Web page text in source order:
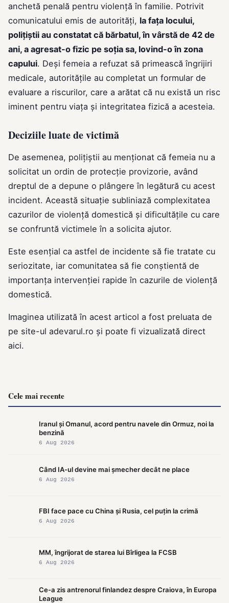
anchetă penală pentru violență în familie. Potrivit
comunicatului emis de autorități, la fața locului,
polițiștii au constatat că bărbatul, în vârstă de 42 de
ani, a agresat-o fizic pe soția sa, lovind-o în zona
capului. Deși femeia a refuzat să primească îngrijiri
medicale, autoritățile au completat un formular de
evaluare a riscurilor, care a arătat că nu există un risc
iminent pentru viața și integritatea fizică a acesteia.
Deciziile luate de victimă
De asemenea, polițiștii au menționat că femeia nu a
solicitat un ordin de protecție provizorie, având
dreptul de a depune o plângere în legătură cu acest
incident. Această situație subliniază complexitatea
cazurilor de violență domestică și dificultățile cu care
se confruntă victimele în a solicita ajutor.
Este esențial ca astfel de incidente să fie tratate cu
seriozitate, iar comunitatea să fie conștientă de
importanța intervenției rapide în cazurile de violență
domestică.
Imaginea utilizată în acest articol a fost preluata de
pe site-ul adevarul.ro și poate fi vizualizată direct
aici.
Cele mai recente
Iranul și Omanul, acord pentru navele din Ormuz, noi la
benzină
6 Aug 2026
Când IA-ul devine mai șmecher decât ne place
6 Aug 2026
FBI face pace cu China și Rusia, cel puțin la crimă
6 Aug 2026
MM, îngrijorat de starea lui Bîrligea la FCSB
6 Aug 2026
Ce-a zis antrenorul finlandez despre Craiova, în Europa
League